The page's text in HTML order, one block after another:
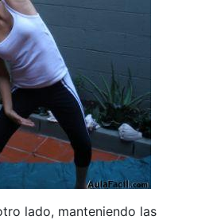
lado, manteniendo las